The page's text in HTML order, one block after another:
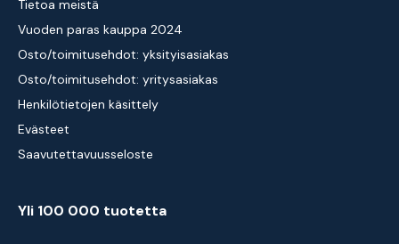
Tietoa meistä
Vuoden paras kauppa 2024
Osto/toimitusehdot: yksityisasiakas
Osto/toimitusehdot: yritysasiakas
Henkilötietojen käsittely
Evästeet
Saavutettavuusseloste
Yli 100 000 tuotetta